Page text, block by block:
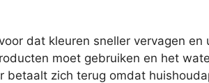
dat kleuren sneller vervagen
moet gebruiken en het
zich terug omdat